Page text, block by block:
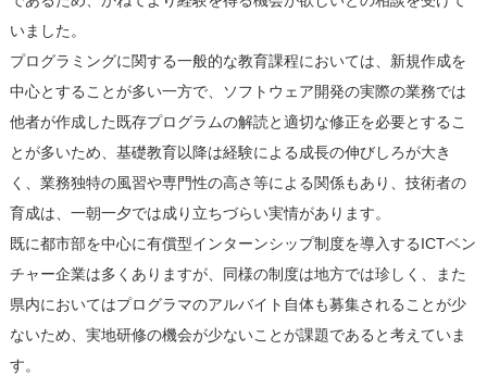
いました。
プログラミングに関する一般的な教育課程においては、新規作成を
中心とすることが多い一方で、ソフトウェア開発の実際の業務では
他者が作成した既存プログラムの解読と適切な修正を必要とするこ
とが多いため、基礎教育以降は経験による成長の伸びしろが大き
く、業務独特の風習や専門性の高さ等による関係もあり、技術者の
育成は、一朝一夕では成り立ちづらい実情があります。
既に都市部を中心に有償型インターンシップ制度を導入するICTベン
チャー企業は多くありますが、同様の制度は地方では珍しく、また
県内においてはプログラマのアルバイト自体も募集されることが少
ないため、実地研修の機会が少ないことが課題であると考えていま
す。